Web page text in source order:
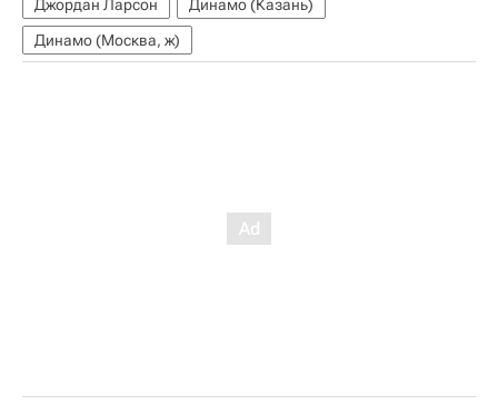
Джордан Ларсон
Динамо (Казань)
Динамо (Москва, ж)